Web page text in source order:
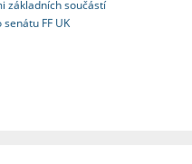
základních součástí
FF UK